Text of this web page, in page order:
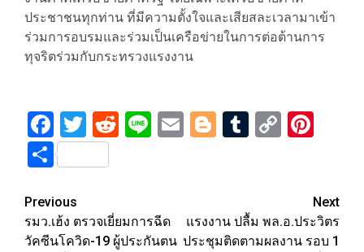
ประชาชนทุกท่าน ที่มีความตั้งใจและเสียสละเวลามาเข้า
ร่วมการอบรมและร่วมเป็นเครือข่ายในการต่อต้านการ
ทุจริตร่วมกับกระทรวงแรงงาน
Facebook
Twitter
Reddit
LineEmailBlogger
Tumblr
Copy
Share
Post
navigation
Previous
รมว.เฮ้ง ตรวจเยี่ยมการฉีด
วัคซีนโควิด-19 ผู้ประกันตน
Next
แรงงาน ปลื้ม พล.อ.ประวิตร
ประชุมติดตามผลงาน รอบ 1